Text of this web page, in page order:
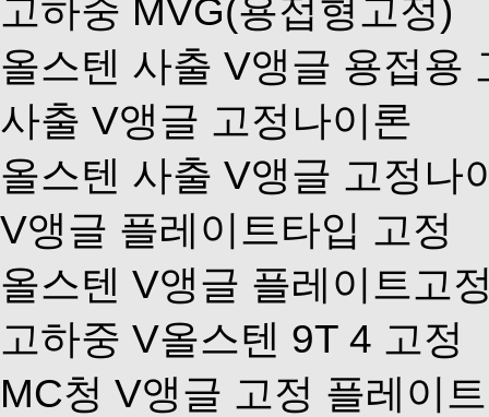
고하중 MVG(용접형고정)
올스텐 사출 V앵글 용접용
사출 V앵글 고정나이론
올스텐 사출 V앵글 고정나
V앵글 플레이트타입 고정
올스텐 V앵글 플레이트고
고하중 V올스텐 9T 4 고정
MC청 V앵글 고정 플레이